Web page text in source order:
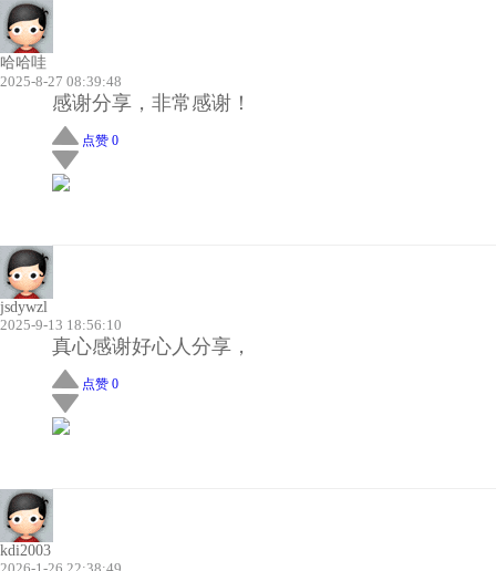
哈哈哇
2025-8-27 08:39:48
感谢分享，非常感谢！
点赞 0
jsdywzl
2025-9-13 18:56:10
真心感谢好心人分享，
点赞 0
kdi2003